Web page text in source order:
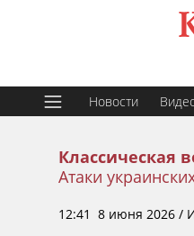
Новости
Классическая
Атаки
12:41 8 июня 2026 /